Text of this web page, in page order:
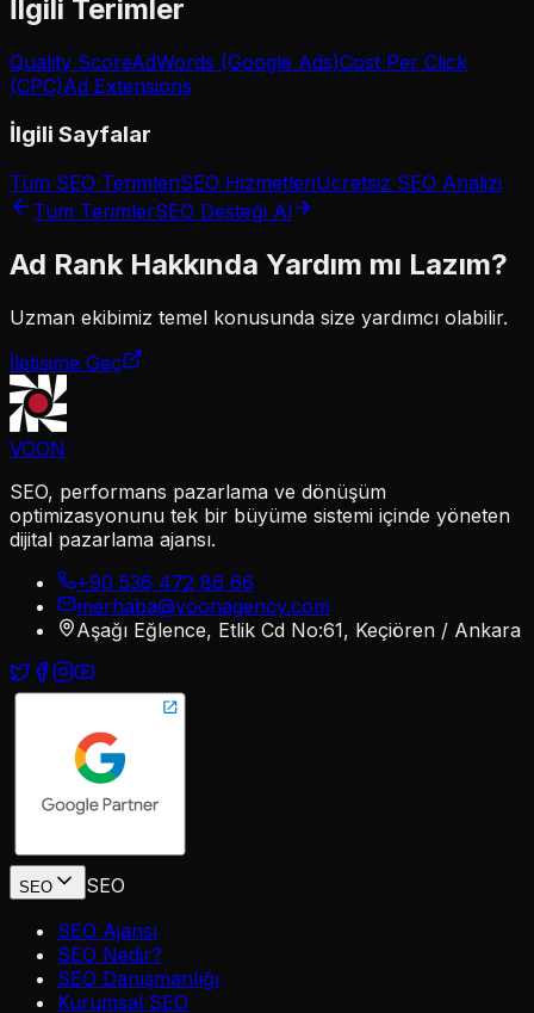
İlgili Terimler
Quality ScoreAdWords (Google Ads)Cost Per Click
(CPC)Ad Extensions
İlgili Sayfalar
Tüm SEO TerimleriSEO HizmetleriÜcretsiz SEO Analizi
Tüm TerimlerSEO Desteği Al
Ad Rank Hakkında Yardım mı Lazım?
Uzman ekibimiz temel konusunda size yardımcı olabilir.
İletişime Geç
VOON
SEO, performans pazarlama ve dönüşüm
optimizasyonunu tek bir büyüme sistemi içinde yöneten
dijital pazarlama ajansı.
+90 536 472 86 66
merhaba@voonagency.com
Aşağı Eğlence, Etlik Cd No:61, Keçiören / Ankara
SEO
SEO
SEO Ajansı
SEO Nedir?
SEO Danışmanlığı
Kurumsal SEO